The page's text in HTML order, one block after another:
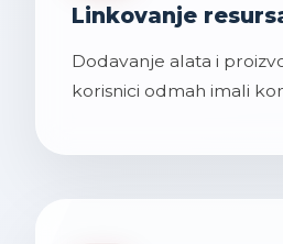
Linkovanje
Dodavanje alata i
korisnici odmah imali